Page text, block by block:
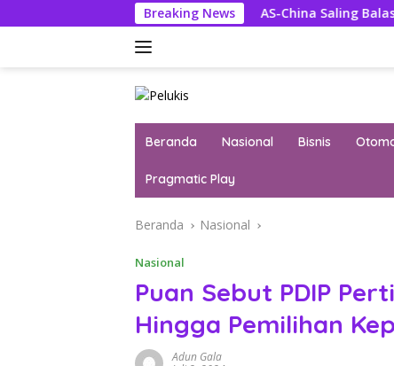
ke
Breaking News
AS-China Saling Balas Hukuman
Beranda Nasional Bisnis
Pragmatic Play
Beranda Nasional
Nasional
Puan Sebut PDIP
Hingga Pemilihan
Adun Gala